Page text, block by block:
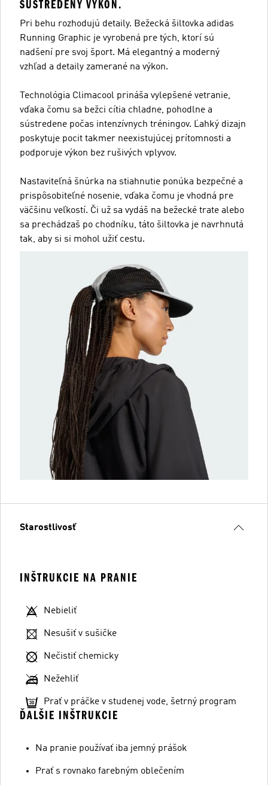
SÚSTREDENÝ VÝKON.
Pri behu rozhodujú detaily. Bežecká šiltovka adidas
Running Graphic je vyrobená pre tých, ktorí sú
nadšení pre svoj šport. Má elegantný a moderný
vzhľad a detaily zamerané na výkon.
Technológia Climacool prináša vylepšené vetranie,
vďaka čomu sa bežci cítia chladne, pohodlne a
sústredene počas intenzívnych tréningov. Ľahký dizajn
poskytuje pocit takmer neexistujúcej prítomnosti a
podporuje výkon bez rušivých vplyvov.
Nastaviteľná šnúrka na stiahnutie ponúka bezpečné a
prispôsobiteľné nosenie, vďaka čomu je vhodná pre
väčšinu veľkostí. Či už sa vydáš na bežecké trate alebo
sa prechádzaš po chodníku, táto šiltovka je navrhnutá
tak, aby si si mohol užiť cestu.
Starostlivosť
INŠTRUKCIE NA PRANIE
Nebieliť
Nesušiť v sušičke
Nečistiť chemicky
Nežehliť
Prať v práčke v studenej vode, šetrný program
ĎALŠIE INŠTRUKCIE
Na pranie používať iba jemný prášok
Prať s rovnako farebným oblečením